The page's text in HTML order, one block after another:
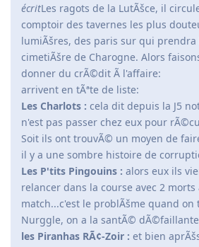
écritLes ragots de la LutÃšce, il
comptoir des tavernes les plus
lumiÃšres, des paris sur qui
cimetiÃšre de Charogne. Alors
donner du crÃ©dit Ã l'affaire:
arrivent en tÃªte de liste:
Les Charlots : cela dit depuis la J5
n'est pas passer chez eux pour
Soit ils ont trouvÃ© un moyen de
il y a une sombre histoire de
Les P'tits Pingouins : alors eux ils
relancer dans la course avec 2
match...c'est le problÃšme quand on
Nurggle, on a la santÃ©
les Piranhas RÃ¢-Zoir : et bien